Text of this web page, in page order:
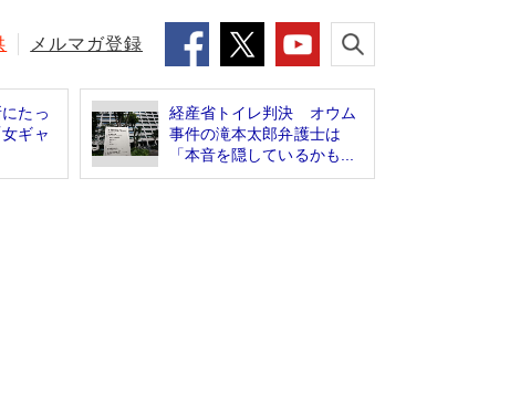
メルマガ登録
たっ
ギャ
経産省トイレ判決 オウム
事件の滝本太郎弁護士は
「本音を隠しているかも...